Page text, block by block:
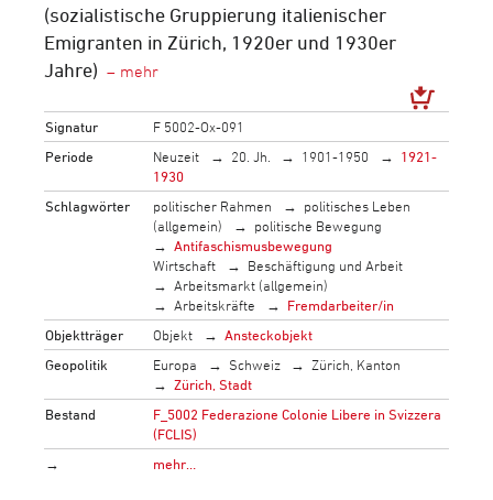
(sozialistische Gruppierung italienischer
Emigranten in Zürich, 1920er und 1930er
Jahre)
Signatur
F 5002-Ox-091
Periode
Neuzeit 20. Jh. 1901-1950
1921-
1930
Schlagwörter
politischer Rahmen
politisches Leben
(allgemein)
politische Bewegung
Antifaschismusbewegung
Wirtschaft
Beschäftigung und Arbeit
Arbeitsmarkt (allgemein)
Arbeitskräfte
Fremdarbeiter/in
Objektträger
Objekt
Ansteckobjekt
Geopolitik
Europa Schweiz
Zürich, Kanton
Zürich, Stadt
Bestand
F_5002 Federazione Colonie Libere in Svizzera
(FCLIS)
→
mehr…